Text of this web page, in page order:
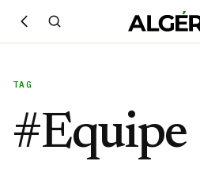
TAG
#Equipe